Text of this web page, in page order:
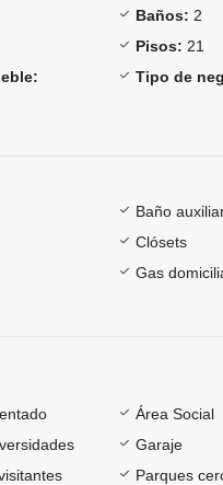
Baños: 2
Pisos: 21
Tipo de
Baño
Clósets
Gas
Área Social
Garaje
Parques